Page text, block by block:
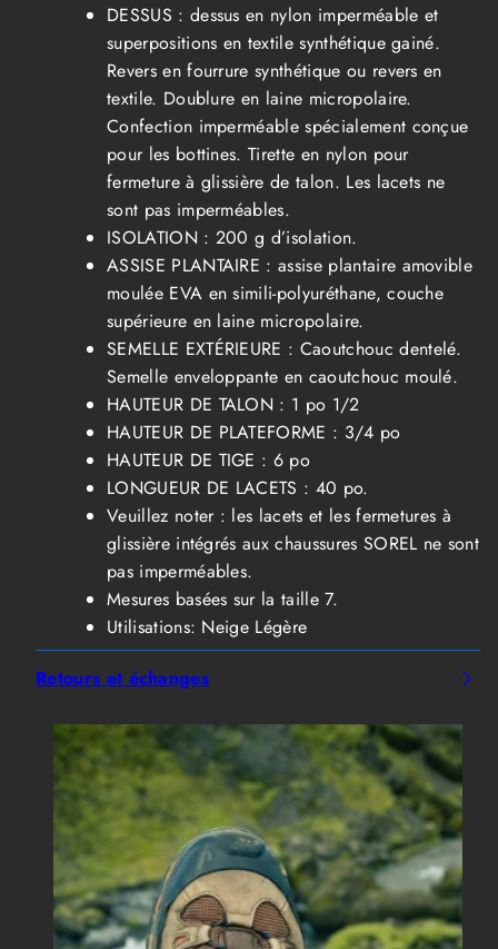
DESSUS : dessus en nylon imperméable et
superpositions en textile synthétique gainé.
Revers en fourrure synthétique ou revers en
textile. Doublure en laine micropolaire.
Confection imperméable spécialement conçue
pour les bottines. Tirette en nylon pour
fermeture à glissière de talon. Les lacets ne
sont pas imperméables.
ISOLATION : 200 g d’isolation.
ASSISE PLANTAIRE : assise plantaire amovible
moulée EVA en simili-polyuréthane, couche
supérieure en laine micropolaire.
SEMELLE EXTÉRIEURE : Caoutchouc dentelé.
Semelle enveloppante en caoutchouc moulé.
HAUTEUR DE TALON : 1 po 1/2
HAUTEUR DE PLATEFORME : 3/4 po
HAUTEUR DE TIGE : 6 po
LONGUEUR DE LACETS : 40 po.
Veuillez noter : les lacets et les fermetures à
glissière intégrés aux chaussures SOREL ne sont
pas imperméables.
Mesures basées sur la taille 7.
Utilisations: Neige Légère
Retours et échanges